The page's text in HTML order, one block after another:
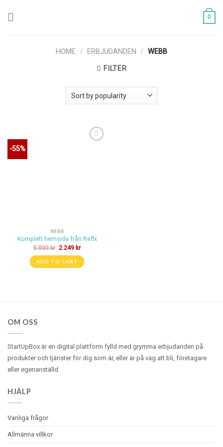
0
HOME / ERBJUDANDEN / WEBB
FILTER
-55%
WEBB
Komplett hemsida från Reflx
5.000kr 2.249 kr
ADD TO CART
OM OSS
StartUpBox är en digital plattform fylld med grymma erbjudanden på
produkter och tjänster för dig som är, eller är på väg att bli, företagare
eller egenanställd.
HJÄLP
Vanliga frågor
Allmänna villkor